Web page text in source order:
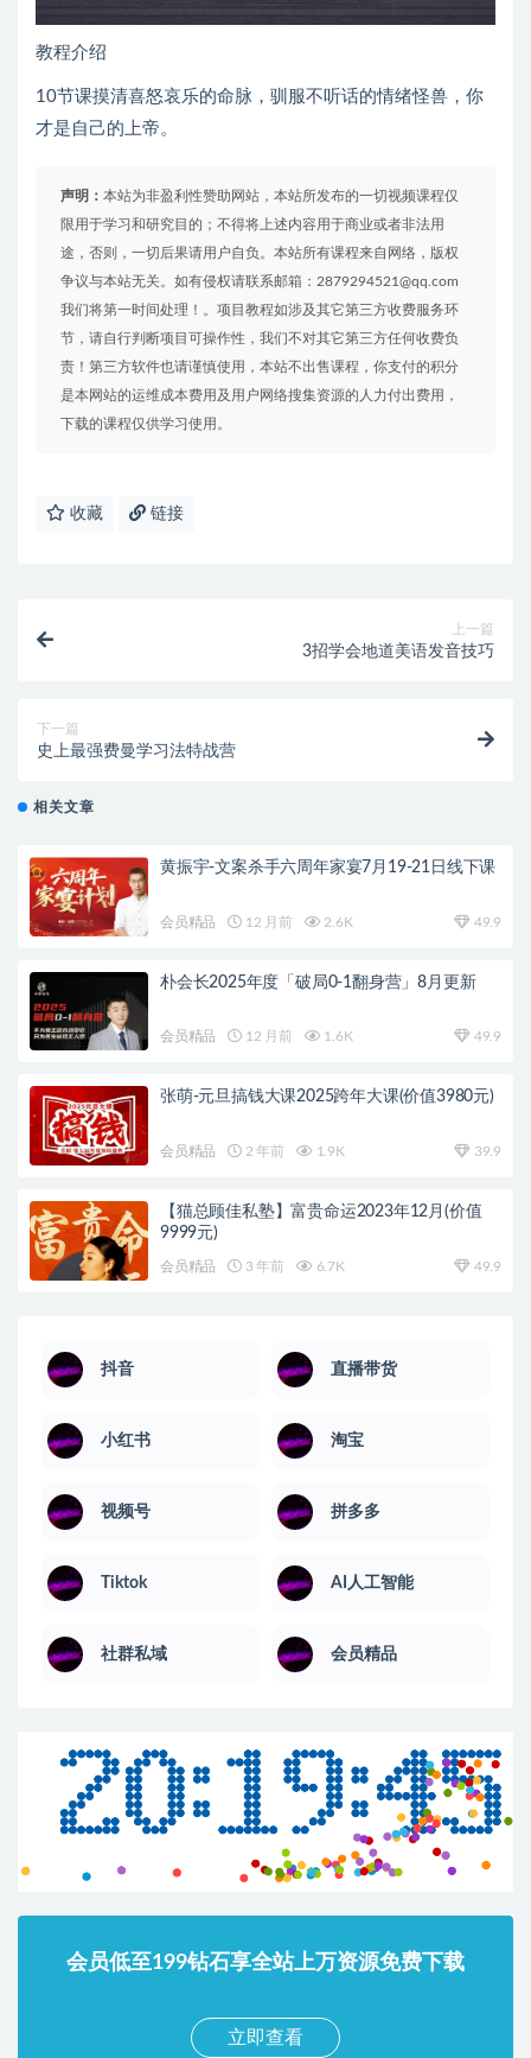
教程介绍
10节课摸清喜怒哀乐的命脉，驯服不听话的情绪怪兽，你
才是自己的上帝。
声明： 本站为非盈利性赞助网站，本站所发布的一切视频课程仅
限用于学习和研究目的；不得将上述内容用于商业或者非法用
途，否则，一切后果请用户自负。本站所有课程来自网络，版权
争议与本站无关。如有侵权请联系邮箱：2879294521@qq.com
我们将第一时间处理！。项目教程如涉及其它第三方收费服务环
节，请自行判断项目可操作性，我们不对其它第三方任何收费负
责！第三方软件也请谨慎使用，本站不出售课程，你支付的积分
是本网站的运维成本费用及用户网络搜集资源的人力付出费用，
下载的课程仅供学习使用。
收藏 链接
上一篇
3招学会地道美语发音技巧
下一篇
史上最强费曼学习法特战营
相关文章
黄振宇-文案杀手六周年家宴7月19-21日线下课
会员精品 12 月前 2.6K 49.9
朴会长2025年度「破局0-1翻身营」8月更新
会员精品 12 月前 1.6K 49.9
张萌-元旦搞钱大课2025跨年大课(价值3980元)
会员精品 2 年前 1.9K 39.9
【猫总顾佳私塾】富贵命运2023年12月(价值
9999元)
会员精品 3 年前 6.7K 49.9
抖音 直播带货
小红书 淘宝
视频号 拼多多
Tiktok AI人工智能
社群私域 会员精品
会员低至199钻石享全站上万资源免费下载
立即查看